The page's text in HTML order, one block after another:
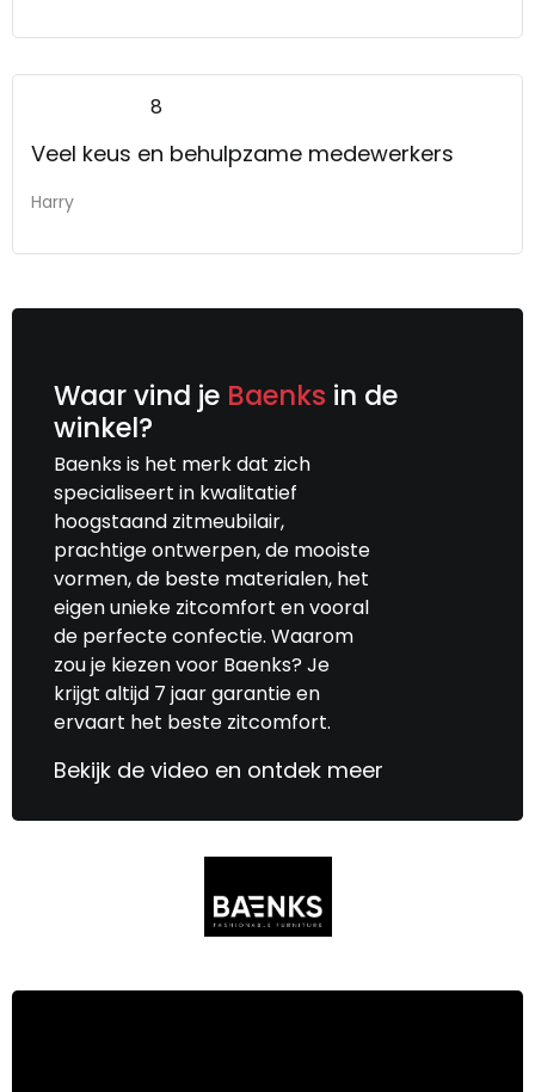
8
Veel keus en behulpzame medewerkers
Harry
Waar vind je Baenks in de
winkel?
Baenks is het merk dat zich
specialiseert in kwalitatief
hoogstaand zitmeubilair,
prachtige ontwerpen, de mooiste
vormen, de beste materialen, het
eigen unieke zitcomfort en vooral
de perfecte confectie. Waarom
zou je kiezen voor Baenks? Je
krijgt altijd 7 jaar garantie en
ervaart het beste zitcomfort.
Bekijk de video en ontdek meer